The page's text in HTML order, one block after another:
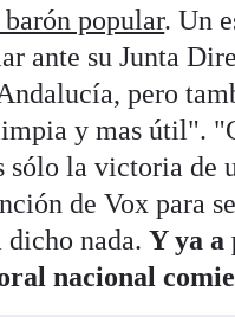
barón popular. Un
ante su Junta
pero
y mas útil".
sólo la victoria de
de Vox para
dicho nada.Y ya a
nacional